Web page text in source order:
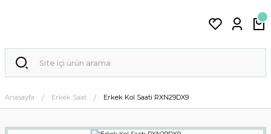
Anasayfa Erkek Saat Erkek Kol Saati RXN29DX9